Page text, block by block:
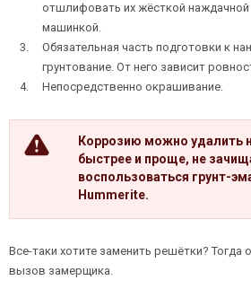
отшлифовать их жёсткой наждачной
машинкой.
Обязательная часть подготовки к
грунтование. От него зависит
Непосредственно окрашивание.
Коррозию можно удалить
быстрее и проще, не
воспользоваться грунт-
Hummerite.
Все-таки хотите заменить решётки? Тогда
вызов замерщика.